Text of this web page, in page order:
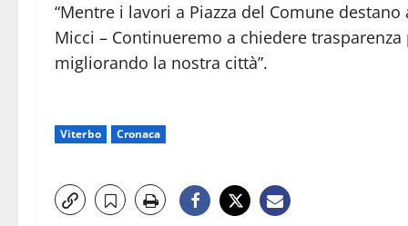
“Mentre i lavori a Piazza del Comune
Micci – Continueremo a chiedere
migliorando la nostra città”.
Viterbo Cronaca